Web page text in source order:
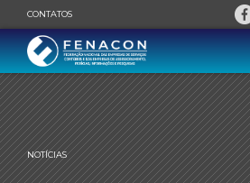
CONTATOS
NOTÍCIAS